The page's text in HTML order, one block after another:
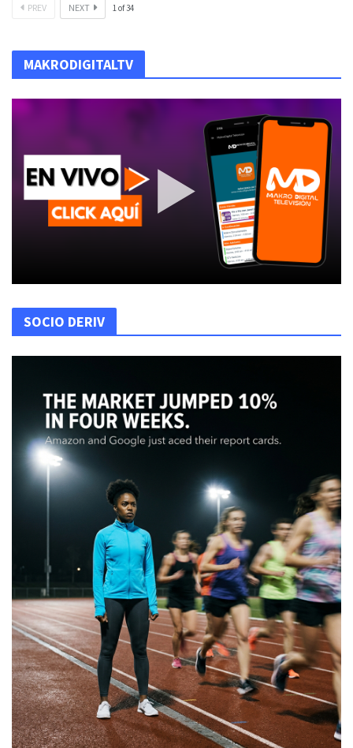
PREV NEXT 1of34
MAKRODIGITALTV
SOCIO DERIV